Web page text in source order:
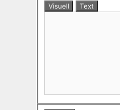
Visuell Text